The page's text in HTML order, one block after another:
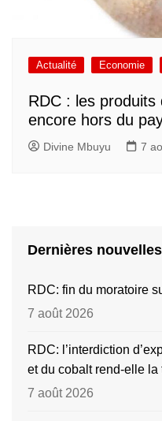
Actualité Economie
RDC : les produits
encore hors du
Divine Mbuyu 7
Dernières nouvelles
RDC: fin du moratoire
7 août 2026
RDC: l’interdiction
et du cobalt rend-elle la
7 août 2026